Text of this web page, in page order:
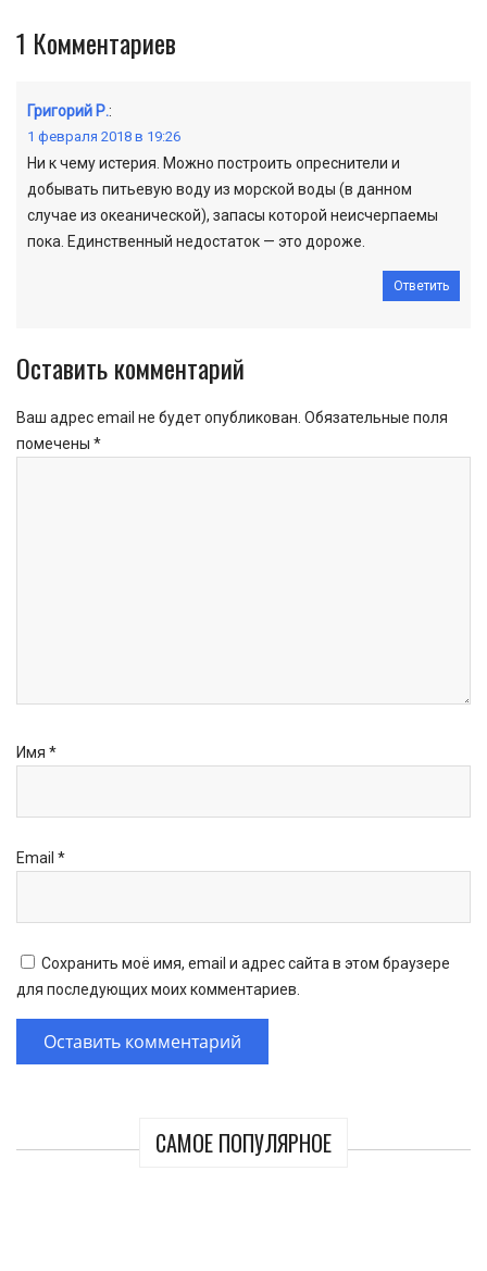
САМОЕ ПОПУЛЯРНОЕ
1 Комментариев
Григорий Р.:
1 февраля 2018 в 19:26
Ни к чему истерия. Можно построить опреснители и
добывать питьевую воду из морской воды (в данном
случае из океанической), запасы которой неисчерпаемы
пока. Единственный недостаток — это дороже.
Ответить
Оставить комментарий
Ваш адрес email не будет опубликован. Обязательные поля
помечены *
Имя *
Email *
Сохранить моё имя, email и адрес сайта в этом браузере
для последующих моих комментариев.